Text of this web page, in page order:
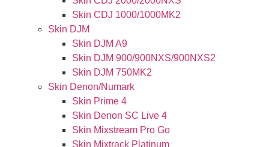
Skin CDJ 1000/1000MK2
Skin DJM
Skin DJM A9
Skin DJM 900/900NXS/900NXS2
Skin DJM 750MK2
Skin Denon/Numark
Skin Prime 4
Skin Denon SC Live 4
Skin Mixstream Pro Go
Skin Mixtrack Platinum